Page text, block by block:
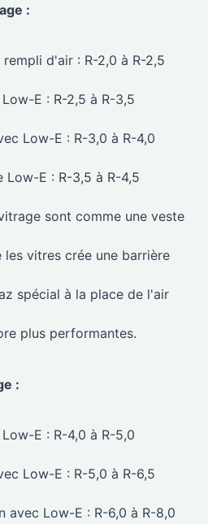
:
d'air : R-2,0 à R-2,5
E : R-2,5 à R-3,5
Low-E : R-3,0 à R-4,0
Low-E : R-3,5 à R-4,5
sont comme une veste
les vitres crée une barrière
spécial à la place de l'air
plus performantes.
:
E : R-4,0 à R-5,0
Low-E : R-5,0 à R-6,5
avec Low-E : R-6,0 à R-8,0